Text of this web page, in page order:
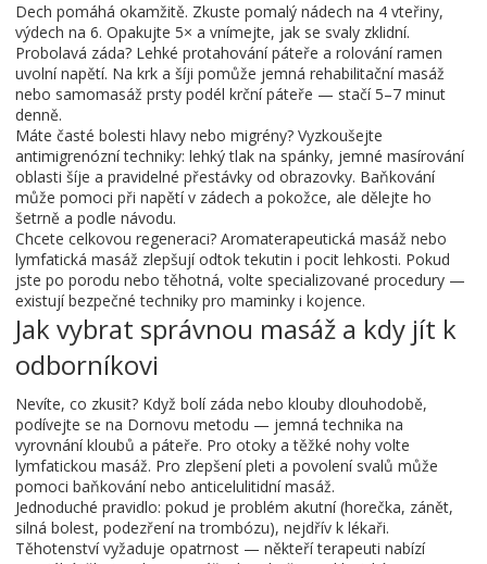
Dech pomáhá okamžitě. Zkuste pomalý nádech na 4 vteřiny,
výdech na 6. Opakujte 5× a vnímejte, jak se svaly zklidní.
Probolavá záda? Lehké protahování páteře a rolování ramen
uvolní napětí. Na krk a šíji pomůže jemná rehabilitační masáž
nebo samomasáž prsty podél krční páteře — stačí 5–7 minut
denně.
Máte časté bolesti hlavy nebo migrény? Vyzkoušejte
antimigrenózní techniky: lehký tlak na spánky, jemné masírování
oblasti šíje a pravidelné přestávky od obrazovky. Baňkování
může pomoci při napětí v zádech a pokožce, ale dělejte ho
šetrně a podle návodu.
Chcete celkovou regeneraci? Aromaterapeutická masáž nebo
lymfatická masáž zlepšují odtok tekutin i pocit lehkosti. Pokud
jste po porodu nebo těhotná, volte specializované procedury —
existují bezpečné techniky pro maminky i kojence.
Jak vybrat správnou masáž a kdy jít k
odborníkovi
Nevíte, co zkusit? Když bolí záda nebo klouby dlouhodobě,
podívejte se na Dornovu metodu — jemná technika na
vyrovnání kloubů a páteře. Pro otoky a těžké nohy volte
lymfatickou masáž. Pro zlepšení pleti a povolení svalů může
pomoci baňkování nebo anticelulitidní masáž.
Jednoduché pravidlo: pokud je problém akutní (horečka, zánět,
silná bolest, podezření na trombózu), nejdřív k lékaři.
Těhotenství vyžaduje opatrnost — někteří terapeuti nabízí